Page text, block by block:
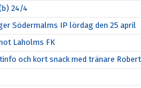
24/4
Södermalms IP lördag den 25 april
Laholms FK
och kort snack med tränare